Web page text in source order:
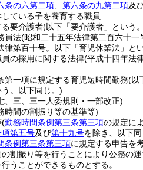
条の六第二項 第六条の九第二項及
ている子を養育する職員
要介護者(以下「要介護者」という
員法(昭和二十五年法律第二百六十一
律第百十号。以下「育児休業法」と
の採用に関する法律(平成十四年法
第一項に規定する育児短時間勤務(以
。以下同じ。)
、三、三一人委規則・一部改正)
時間の割振り等の基準等)
(勤務時間条例第三条第三項の規定に
第五号及び第十九号を除き、以下
条例第三条第三項に規定する申告を
割振り等を行うことにより公務の
うことができるものとする。